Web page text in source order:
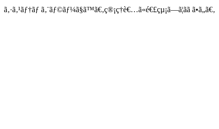
ã‚·ã‚¹ãƒ†ãƒ ã‚¨ãƒ©ãƒ¼ã§ã™ã€‚ç®¡ç†è€…ã«é€£çµ¡ã—ã¦ãã ã•ã„ã€‚